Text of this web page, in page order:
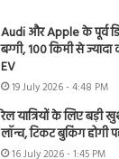
Audi और Apple के पूर्व
बग्गी, 100 किमी से
EV
19 July 2026 - 4:48 PM
रेल यात्रियों के लिए बड़ी
लॉन्च, टिकट बुकिंग
16 July 2026 - 1:45 PM